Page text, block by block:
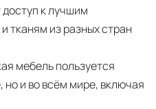
к лучшим
тканям из разных стран
мебель пользуется
но и во всём мире, включая